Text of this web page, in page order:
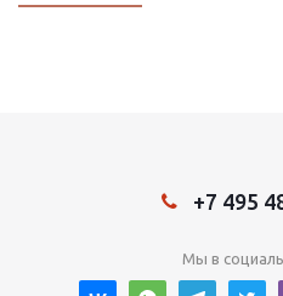
+7 495
Мы в